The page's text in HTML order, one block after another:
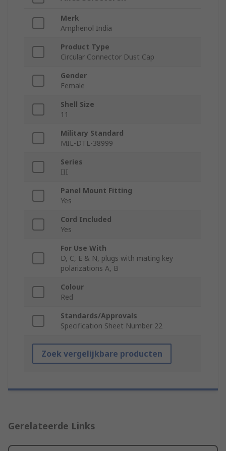
Merk
Amphenol India
Product Type
Circular Connector Dust Cap
Gender
Female
Shell Size
11
Military Standard
MIL-DTL-38999
Series
III
Panel Mount Fitting
Yes
Cord Included
Yes
For Use With
D, C, E & N, plugs with mating key
polarizations A, B
Colour
Red
Standards/Approvals
Specification Sheet Number 22
Zoek vergelijkbare producten
Gerelateerde Links